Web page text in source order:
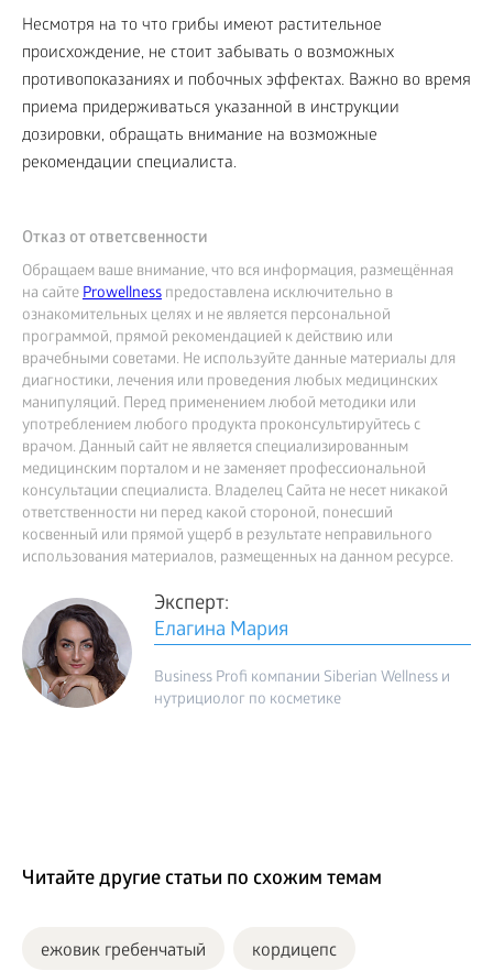
Несмотря на то что грибы имеют растительное
происхождение, не стоит забывать о возможных
противопоказаниях и побочных эффектах. Важно во время
приема придерживаться указанной в инструкции
дозировки, обращать внимание на возможные
рекомендации специалиста.
Отказ от ответсвенности
Обращаем ваше внимание, что вся информация, размещённая
на сайтеProwellness предоставлена исключительно в
ознакомительных целях и не является персональной
программой, прямой рекомендацией к действию или
врачебными советами. Не используйте данные материалы для
диагностики, лечения или проведения любых медицинских
манипуляций. Перед применением любой методики или
употреблением любого продукта проконсультируйтесь с
врачом. Данный сайт не является специализированным
медицинским порталом и не заменяет профессиональной
консультации специалиста. Владелец Сайта не несет никакой
ответственности ни перед какой стороной, понесший
косвенный или прямой ущерб в результате неправильного
использования материалов, размещенных на данном ресурсе.
Эксперт:
Елагина Мария
Business Profi компании Siberian Wellness и
нутрициолог по косметике
Читайте другие статьи по схожим темам
ежовик гребенчатый кордицепс